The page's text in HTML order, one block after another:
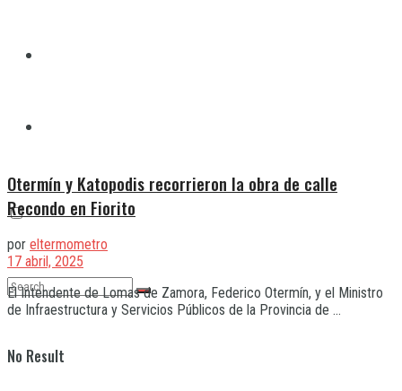
No Result
Otermín y Katopodis recorrieron la obra de calle
Recondo en Fiorito
por eltermometro
17 abril, 2025
El Intendente de Lomas de Zamora, Federico Otermín, y el Ministro
de Infraestructura y Servicios Públicos de la Provincia de ...